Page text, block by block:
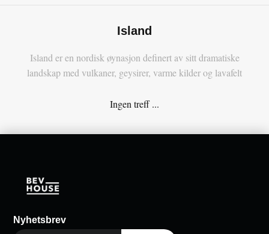
Island
Island er en nordisk øynasjon definert av sitt dramatiske
landskap med vulkaner, geysirer, varme kilder og lavafelt
Ingen treff ...
Nyhetsbrev